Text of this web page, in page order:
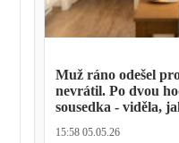
Muž ráno odešel
nevrátil. Po dvou
sousedka - viděla,
týden pomáhala
15:58 05.05.26